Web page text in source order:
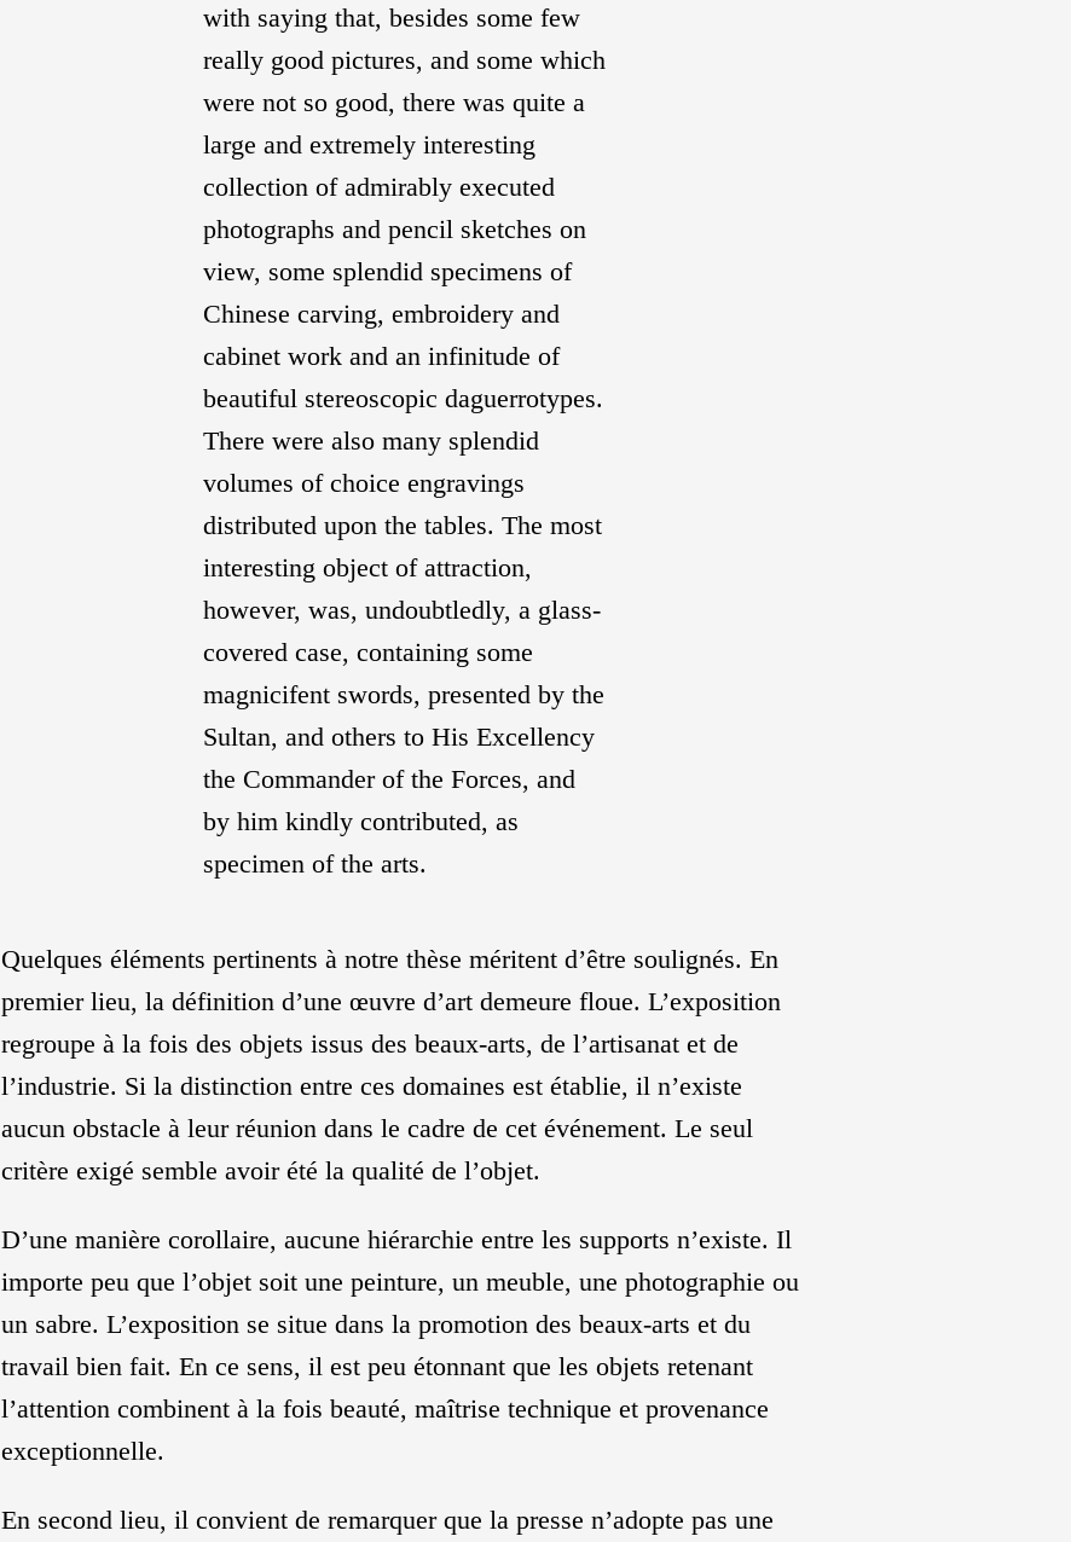
with saying that, besides some few
really good pictures, and some which
were not so good, there was quite a
large and extremely interesting
collection of admirably executed
photographs and pencil sketches on
view, some splendid specimens of
Chinese carving, embroidery and
cabinet work and an infinitude of
beautiful stereoscopic daguerrotypes.
There were also many splendid
volumes of choice engravings
distributed upon the tables. The most
interesting object of attraction,
however, was, undoubtledly, a glass-
covered case, containing some
magnicifent swords, presented by the
Sultan, and others to His Excellency
the Commander of the Forces, and
by him kindly contributed, as
specimen of the arts.
Quelques éléments pertinents à notre thèse méritent d’être soulignés. En
premier lieu, la définition d’une œuvre d’art demeure floue. L’exposition
regroupe à la fois des objets issus des beaux-arts, de l’artisanat et de
l’industrie. Si la distinction entre ces domaines est établie, il n’existe
aucun obstacle à leur réunion dans le cadre de cet événement. Le seul
critère exigé semble avoir été la qualité de l’objet.
D’une manière corollaire, aucune hiérarchie entre les supports n’existe. Il
importe peu que l’objet soit une peinture, un meuble, une photographie ou
un sabre. L’exposition se situe dans la promotion des beaux-arts et du
travail bien fait. En ce sens, il est peu étonnant que les objets retenant
l’attention combinent à la fois beauté, maîtrise technique et provenance
exceptionnelle.
En second lieu, il convient de remarquer que la presse n’adopte pas une